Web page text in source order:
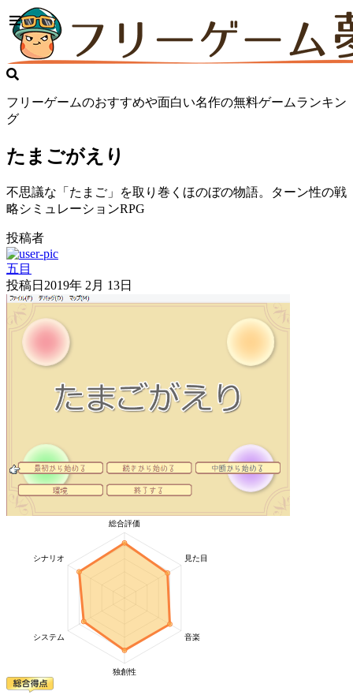
フリーゲームのおすすめや面白い名作の無料ゲームランキン
グ
たまごがえり
不思議な「たまご」を取り巻くほのぼの物語。ターン性の戦
略シミュレーションRPG
投稿者
五目
投稿日 2019年 2月 13日